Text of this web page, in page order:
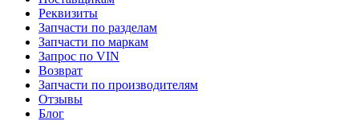
Реквизиты
Запчасти по разделам
Запчасти по маркам
Запрос по VIN
Возврат
Запчасти по производителям
Отзывы
Блог